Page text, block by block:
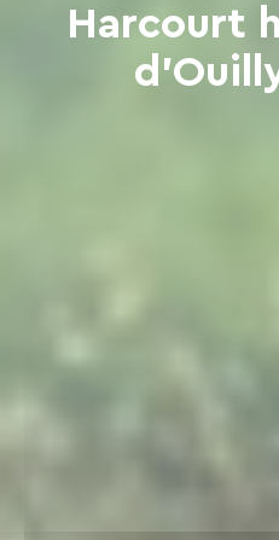
Harcourt